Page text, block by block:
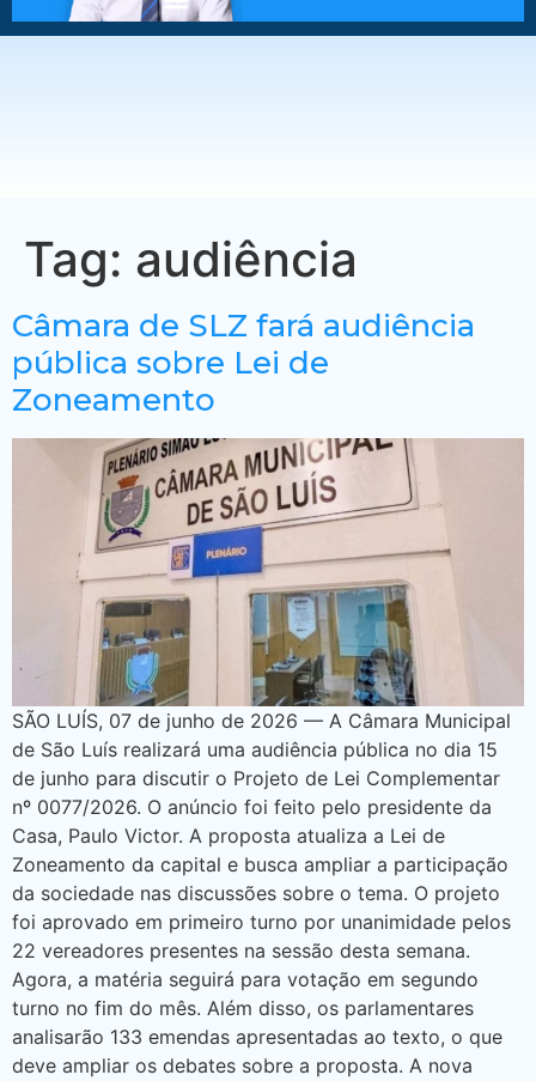
Tag: audiência
Câmara de SLZ fará audiência
pública sobre Lei de
Zoneamento
SÃO LUÍS, 07 de junho de 2026 — A Câmara Municipal
de São Luís realizará uma audiência pública no dia 15
de junho para discutir o Projeto de Lei Complementar
nº 0077/2026. O anúncio foi feito pelo presidente da
Casa, Paulo Victor. A proposta atualiza a Lei de
Zoneamento da capital e busca ampliar a participação
da sociedade nas discussões sobre o tema. O projeto
foi aprovado em primeiro turno por unanimidade pelos
22 vereadores presentes na sessão desta semana.
Agora, a matéria seguirá para votação em segundo
turno no fim do mês. Além disso, os parlamentares
analisarão 133 emendas apresentadas ao texto, o que
deve ampliar os debates sobre a proposta. A nova